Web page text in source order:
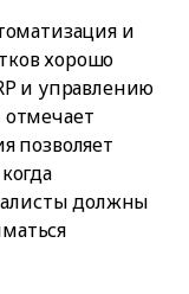
и
хорошо
и управлению
позволяет
должны